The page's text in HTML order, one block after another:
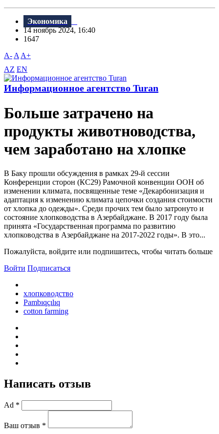
Экономика
14 ноябрь 2024, 16:40
1647
A- A A+
AZ EN
Информационное агентство Turan
Больше затрачено на
продукты животноводства,
чем заработано на хлопке
В Баку прошли обсуждения в рамках 29-й сессии
Конференции сторон (КС29) Рамочной конвенции ООН об
изменении климата, посвященные теме «Декарбонизация и
адаптация к изменению климата цепочки создания стоимости
от хлопка до одежды». Среди прочих тем было затронуто и
состояние хлопководства в Азербайджане. В 2017 году была
принята «Государственная программа по развитию
хлопководства в Азербайджане на 2017-2022 годы». В это...
Пожалуйста, войдите или подпишитесь, чтобы читать больше
Войти Подписаться
хлопководство
Pambıqçılıq
cotton farming
Написать отзыв
Ad *
Ваш отзыв *